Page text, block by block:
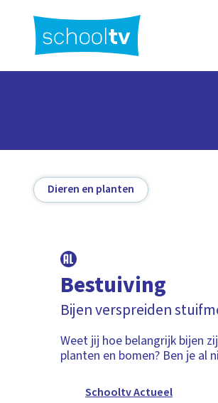
hoofdinhoud
Dieren en planten
Bestuiving
Bijen verspreiden
Weet jij hoe belangrijk bijen
planten en bomen? Ben je al
Schooltv Actueel